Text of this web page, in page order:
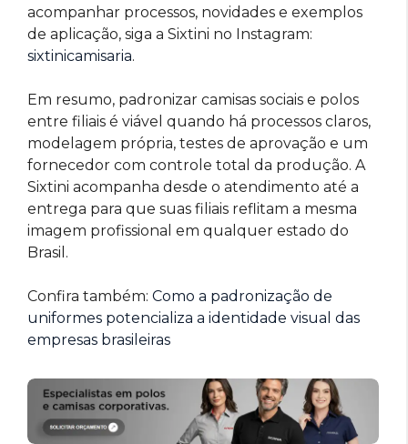
acompanhar processos, novidades e exemplos
de aplicação, siga a Sixtini no Instagram:
sixtinicamisaria.
Em resumo, padronizar camisas sociais e polos
entre filiais é viável quando há processos claros,
modelagem própria, testes de aprovação e um
fornecedor com controle total da produção. A
Sixtini acompanha desde o atendimento até a
entrega para que suas filiais reflitam a mesma
imagem profissional em qualquer estado do
Brasil.
Confira também: Como a padronização de
uniformes potencializa a identidade visual das
empresas brasileiras